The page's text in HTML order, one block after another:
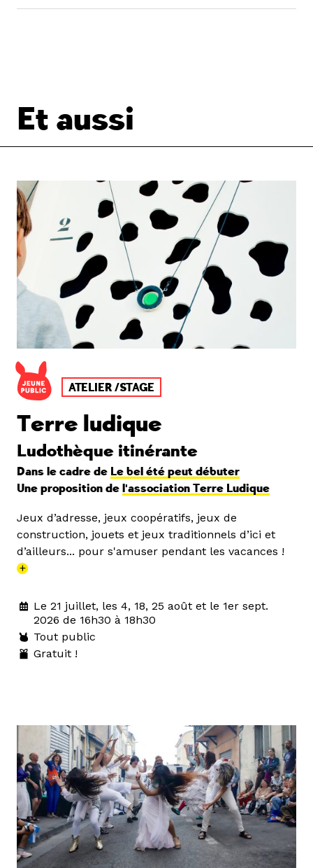
Et aussi
ATELIER /STAGE
Terre ludique
Ludothèque itinérante
Dans le cadre de Le bel été peut débuter
Une proposition de l'association Terre Ludique
Jeux d’adresse, jeux coopératifs, jeux de
construction, jouets et jeux traditionnels d’ici et
d’ailleurs... pour s'amuser pendant les vacances !
+
Le 21 juillet, les 4, 18, 25 août et le 1er sept.
2026 de 16h30 à 18h30
Tout public
Gratuit !